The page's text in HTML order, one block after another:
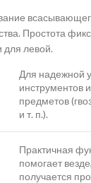
Простота
для левой.
Для надежной
инструментов
предметов
и т. п.).
Практичная
помогает
получается